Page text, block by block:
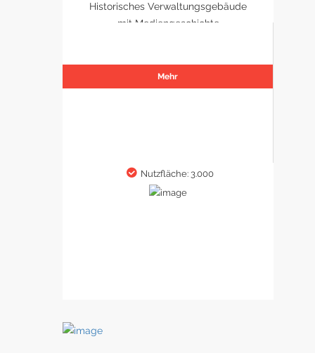
Historisches Verwaltungsgebäude
mit Mediengeschichte
Mehr
Nutzfläche: 3.000